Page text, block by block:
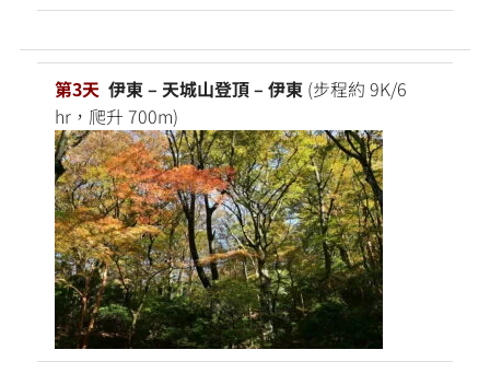
第3天 伊東 – 天城山登頂 – 伊東 (步程約 9K/6
hr，爬升 700m)